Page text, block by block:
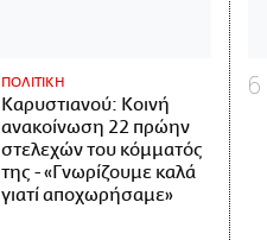
ΠΟΛΙΤΙΚΗ
Καρυστιανού: Κοινή
ανακοίνωση 22 πρώην
στελεχών του κόμματός
της - «Γνωρίζουμε καλά
γιατί αποχωρήσαμε»